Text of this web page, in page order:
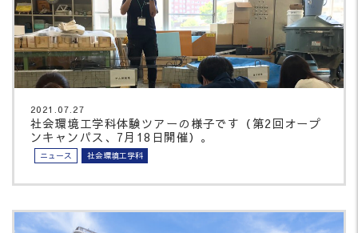
2021.07.27
社会環境工学科体験ツアーの様子です（第2回オープ
ンキャンパス、7月18日開催）。
ニュース 社会環境工学科